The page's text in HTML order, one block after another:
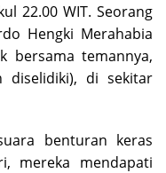
22.00 WIT. Seorang
Hengki Merahabia
bersama temannya,
diselidiki), di sekitar
benturan keras
mereka mendapati